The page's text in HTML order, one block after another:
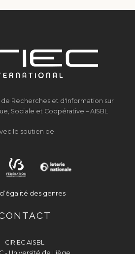
Recherches et d'Information sur
Sociale et Coopérative – AISBL
le soutien de
des genres
CIRIEC AISBL